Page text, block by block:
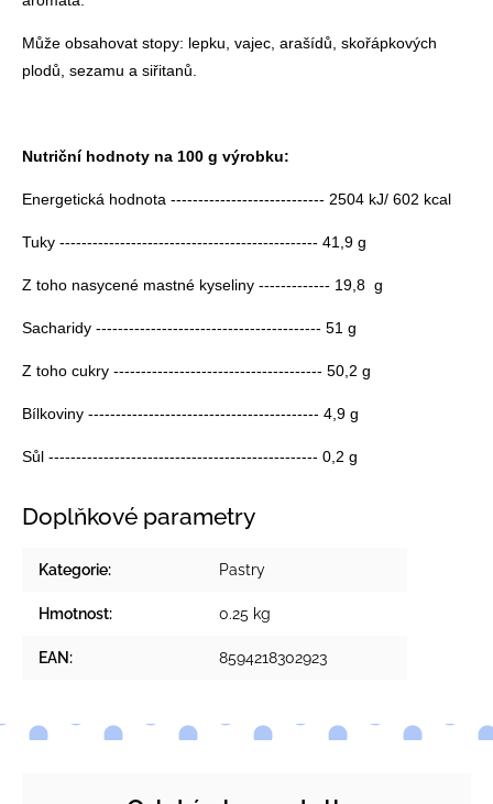
Může obsahovat stopy: lepku, vajec, arašídů, skořápkových
plodů, sezamu a siřitanů.
Nutriční hodnoty na 100 g výrobku:
Energetická hodnota ---------------------------- 2504 kJ/ 602 kcal
Tuky ----------------------------------------------- 41,9 g
Z toho nasycené mastné kyseliny ------------- 19,8 g
Sacharidy ----------------------------------------- 51 g
Z toho cukry -------------------------------------- 50,2 g
Bílkoviny ------------------------------------------ 4,9 g
Sůl ------------------------------------------------- 0,2 g
Doplňkové parametry
Kategorie: Pastry
Hmotnost: 0.25 kg
EAN: 8594218302923